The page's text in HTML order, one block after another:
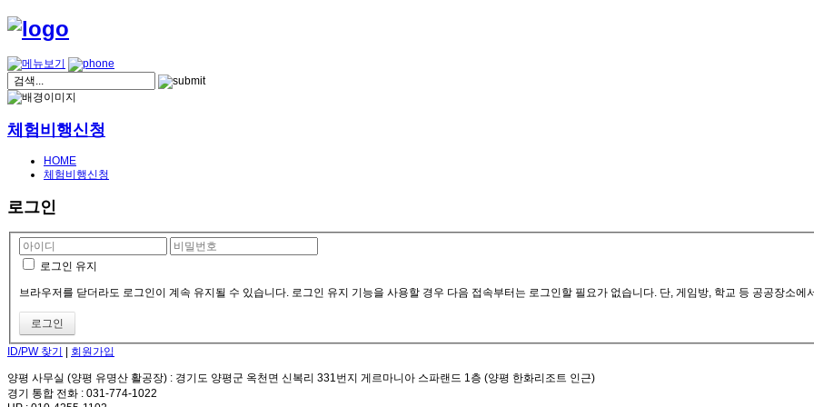
체험비행신청
HOME
체험비행신청
로그인
로그인 유지
브라우저를 닫더라도 로그인이 계속 유지될 수 있습니다. 로그인 유지 기능을 사용할 경우 다음 접속부터는 로그인할 필요가 없습니다. 단, 게임방, 학교 등 공공장소
ID/PW 찾기 회원가입
양평 사무실 (양평 유명산 활공장) : 경기도 양평군 옥천면 신복리 331번지 게르마니아 스파랜드 1층 (양평 한화리조트 인근)
경기 통합 전화 : 031-774-1022